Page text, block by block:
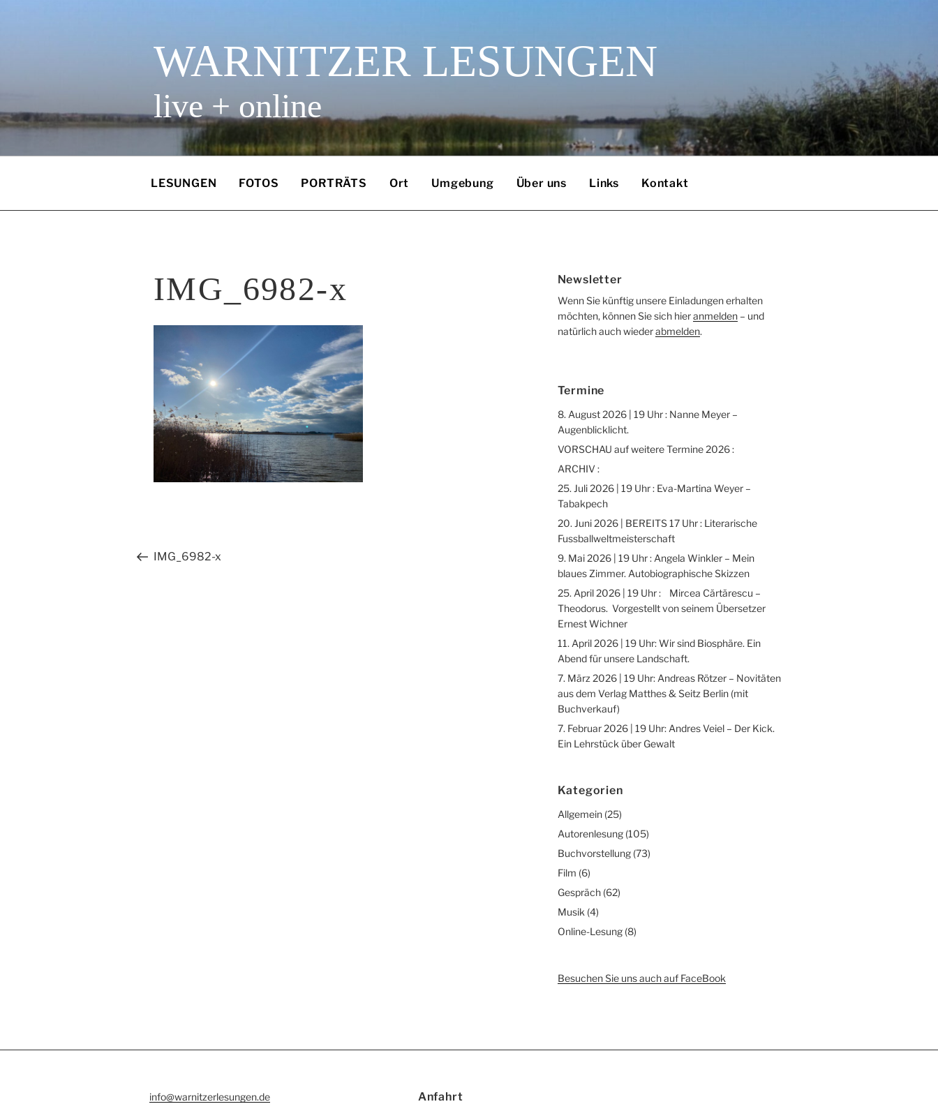
WARNITZER LESUNGEN
live + online
LESUNGEN FOTOS PORTRÄTS Ort Umgebung Über uns Links Kontakt
IMG_6982-x
Beitragsnavigation
Vorheriger
IMG_6982-x
Newsletter
Wenn Sie künftig unsere Einladungen erhalten
möchten, können Sie sich hieranmelden– und
natürlich auch wiederabmelden.
Termine
8. August 2026 | 19 Uhr : Nanne Meyer –
Augenblicklicht.
VORSCHAU auf weitere Termine 2026 :
ARCHIV :
25. Juli 2026 | 19 Uhr : Eva-Martina Weyer –
Tabakpech
20. Juni 2026 | BEREITS 17 Uhr : Literarische
Fussballweltmeisterschaft
9. Mai 2026 | 19 Uhr : Angela Winkler – Mein
blaues Zimmer. Autobiographische Skizzen
25. April 2026 | 19 Uhr : Mircea Cărtărescu –
Theodorus. Vorgestellt von seinem Übersetzer
Ernest Wichner
11. April 2026 | 19 Uhr: Wir sind Biosphäre. Ein
Abend für unsere Landschaft.
7. März 2026 | 19 Uhr: Andreas Rötzer – Novitäten
aus dem Verlag Matthes & Seitz Berlin (mit
Buchverkauf)
7. Februar 2026 | 19 Uhr: Andres Veiel – Der Kick.
Ein Lehrstück über Gewalt
Kategorien
Allgemein(25)
Autorenlesung(105)
Buchvorstellung(73)
Film (6)
Gespräch(62)
Musik (4)
Online-Lesung(8)
Besuchen Sie uns auch auf FaceBook
info@warnitzerlesungen.de Anfahrt